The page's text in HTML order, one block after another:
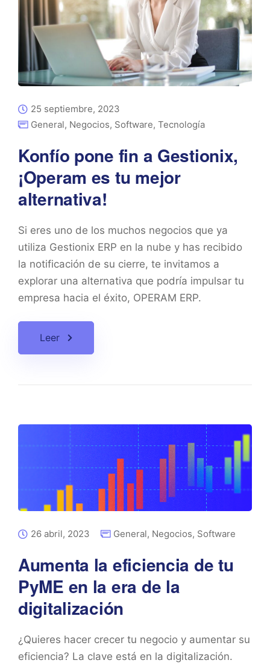
25 septiembre, 2023
General, Negocios, Software, Tecnología
Konfío pone fin a Gestionix,
¡Operam es tu mejor
alternativa!
Si eres uno de los muchos negocios que ya
utiliza Gestionix ERP en la nube y has recibido
la notificación de su cierre, te invitamos a
explorar una alternativa que podría impulsar tu
empresa hacia el éxito, OPERAM ERP.
Leer
26 abril, 2023 General, Negocios, Software
Aumenta la eficiencia de tu
PyME en la era de la
digitalización
¿Quieres hacer crecer tu negocio y aumentar su
eficiencia? La clave está en la digitalización.